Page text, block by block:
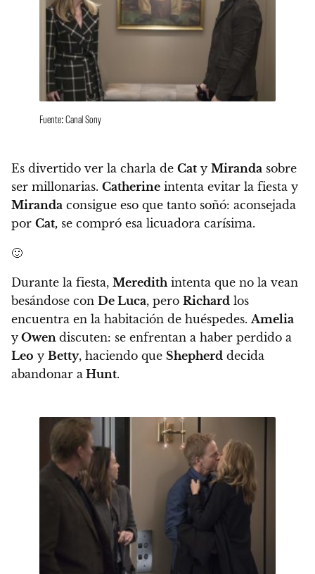
Fuente: Canal Sony
Es divertido ver la charla de Cat y Miranda sobre
ser millonarias. Catherine intenta evitar la fiesta y
Miranda consigue eso que tanto soñó: aconsejada
por Cat, se compró esa licuadora carísima.
🙂
Durante la fiesta, Meredithintenta que no la vean
besándose con De Luca, pero Richard los
encuentra en la habitación de huéspedes.Amelia
y Owen discuten: se enfrentan a haber perdido a
Leo y Betty, haciendo que Shepherd decida
abandonar a Hunt.